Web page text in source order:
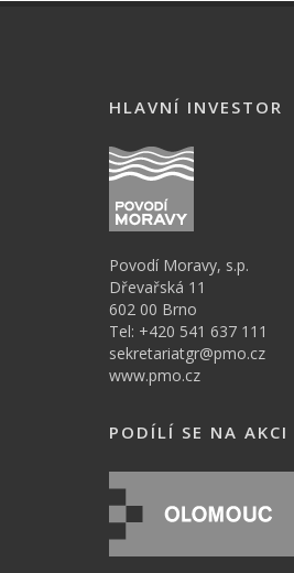
HLAVNÍ INVESTOR
Povodí Moravy, s.p.
Dřevařská 11
602 00 Brno
Tel: +420 541 637 111
sekretariatgr@pmo.cz
www.pmo.cz
PODÍLÍ SE NA AKCI